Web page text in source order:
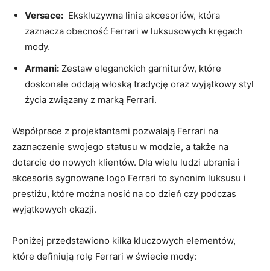
Versace: ⁣ Ekskluzywna‍ linia akcesoriów,‍ która‌
zaznacza obecność ‍Ferrari ⁢w ‍luksusowych ⁢kręgach
mody.
Armani: Zestaw eleganckich garniturów, które
doskonale​ oddają włoską tradycję oraz wyjątkowy styl
życia związany z‍ marką Ferrari.
Współprace z ​projektantami pozwalają Ferrari na
zaznaczenie swojego statusu w ‍modzie,⁣ a także ​na
dotarcie ‍do ⁢nowych⁤ klientów. Dla wielu ludzi ubrania ‌i ​
akcesoria sygnowane logo Ferrari to ‍synonim ⁤luksusu i
prestiżu, które można nosić ‍na co dzień czy podczas
wyjątkowych okazji.
Poniżej przedstawiono ‌kilka kluczowych elementów,
które definiują rolę⁤ Ferrari w świecie mody: